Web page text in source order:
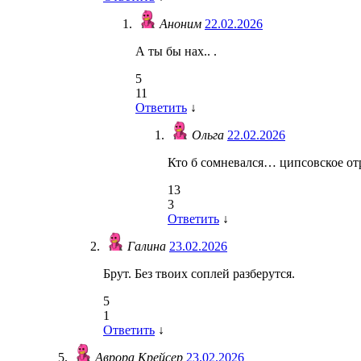
Аноним 22.02.2026
А ты бы нах.. .
5
11
Ответить ↓
Ольга 22.02.2026
Кто б сомневался… ципсовское
13
3
Ответить ↓
Галина 23.02.2026
Брут. Без твоих соплей разберутся.
5
1
Ответить ↓
Аврора Крейсер 23.02.2026